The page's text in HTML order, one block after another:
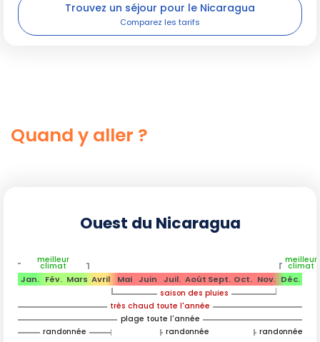
Trouvez un séjour pour le Nicaragua
Quand y aller ?
Ouest du Nicaragua
meilleur
climat
meilleur
climat
Jan. Fév. Mars Avril Mai Juin Juil. Août Sept. Oct. Nov. Déc.
saison des pluies
très chaud toute l'année
plage toute l'année
randonnée
randonnée randonnée